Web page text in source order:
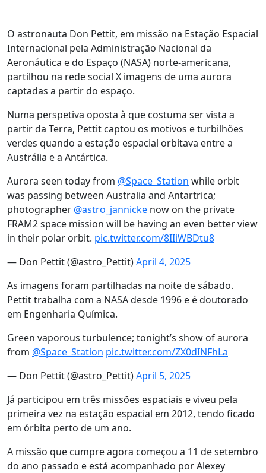
O astronauta Don Pettit, em missão na Estação Espacial
Internacional pela Administração Nacional da
Aeronáutica e do Espaço (NASA) norte-americana,
partilhou na rede social X imagens de uma aurora
captadas a partir do espaço.
Numa perspetiva oposta à que costuma ser vista a
partir da Terra, Pettit captou os motivos e turbilhões
verdes quando a estação espacial orbitava entre a
Austrália e a Antártica.
Aurora seen today from @Space_Station while orbit
was passing between Australia and Antartrica;
photographer @astro_jannicke now on the private
FRAM2 space mission will be having an even better view
in their polar orbit. pic.twitter.com/8IIiWBDtu8
— Don Pettit (@astro_Pettit)April 4, 2025
As imagens foram partilhadas na noite de sábado.
Pettit trabalha com a NASA desde 1996 e é doutorado
em Engenharia Química.
Green vaporous turbulence; tonight’s show of aurora
from @Space_Station pic.twitter.com/ZX0dINFhLa
— Don Pettit (@astro_Pettit)April 5, 2025
Já participou em três missões espaciais e viveu pela
primeira vez na estação espacial em 2012, tendo ficado
em órbita perto de um ano.
A missão que cumpre agora começou a 11 de setembro
do ano passado e está acompanhado por Alexey